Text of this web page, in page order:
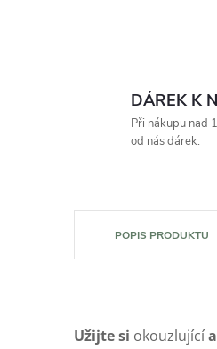
DÁREK K
Při nákupu nad
od nás dárek.
POPIS PRODUKTU
Užijte si okouzlující